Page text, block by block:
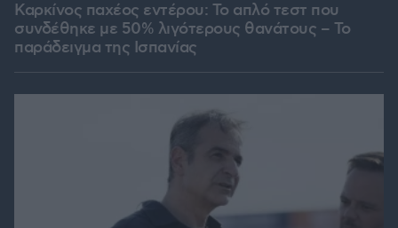
Καρκίνος παχέος εντέρου: Το απλό τεστ που
συνδέθηκε με 50% λιγότερους θανάτους – Το
παράδειγμα της Ισπανίας